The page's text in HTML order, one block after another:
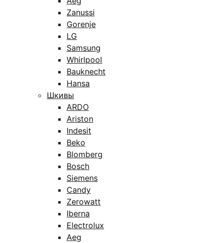
Zanussi
Gorenje
LG
Samsung
Whirlpool
Bauknecht
Hansa
Шкивы
ARDO
Ariston
Indesit
Beko
Blomberg
Bosch
Siemens
Candy
Zerowatt
Iberna
Electrolux
Aeg